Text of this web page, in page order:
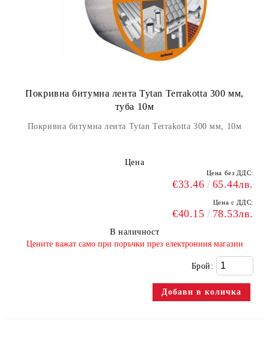
Покривна битумна лента Tytan Terrakotta 300 мм,
туба 10м
Покривна битумна лента Tytan Terrakotta 300 мм, 10м
Цена
Цена без ДДС:
€33.46 65.44лв.
Цена с ДДС:
€40.15 78.53лв.
В наличност
​Цените важат само при поръчки през електронния магазин
Брой: